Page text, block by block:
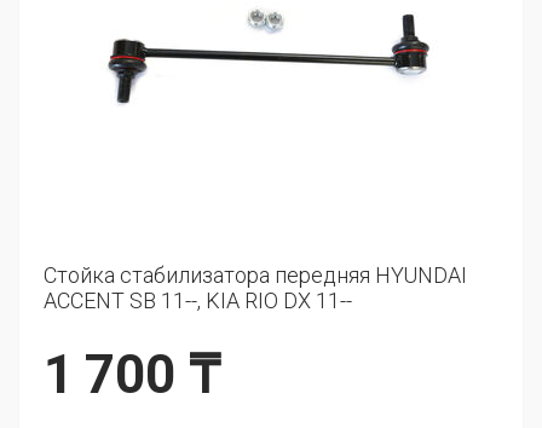
Стойка стабилизатора передняя HYUNDAI
ACCENT SB 11--, KIA RIO DX 11--
1 700 ₸